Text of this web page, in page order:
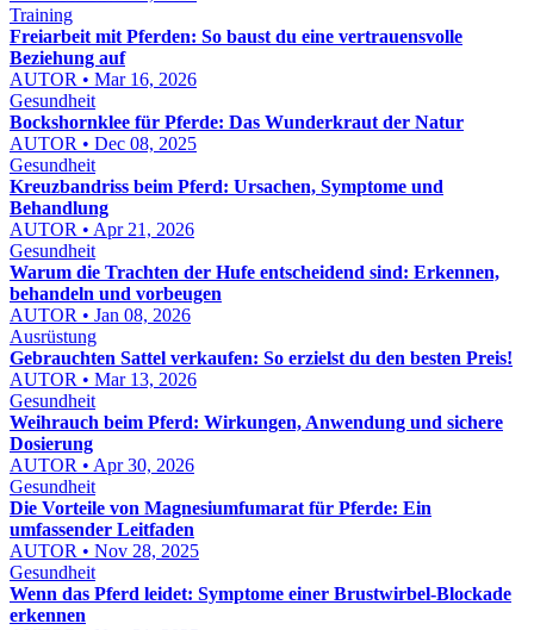
Training
Freiarbeit mit Pferden: So baust du eine vertrauensvolle
Beziehung auf
AUTOR • Mar 16, 2026
Gesundheit
Bockshornklee für Pferde: Das Wunderkraut der Natur
AUTOR • Dec 08, 2025
Gesundheit
Kreuzbandriss beim Pferd: Ursachen, Symptome und
Behandlung
AUTOR • Apr 21, 2026
Gesundheit
Warum die Trachten der Hufe entscheidend sind: Erkennen,
behandeln und vorbeugen
AUTOR • Jan 08, 2026
Ausrüstung
Gebrauchten Sattel verkaufen: So erzielst du den besten Preis!
AUTOR • Mar 13, 2026
Gesundheit
Weihrauch beim Pferd: Wirkungen, Anwendung und sichere
Dosierung
AUTOR • Apr 30, 2026
Gesundheit
Die Vorteile von Magnesiumfumarat für Pferde: Ein
umfassender Leitfaden
AUTOR • Nov 28, 2025
Gesundheit
Wenn das Pferd leidet: Symptome einer Brustwirbel-Blockade
erkennen